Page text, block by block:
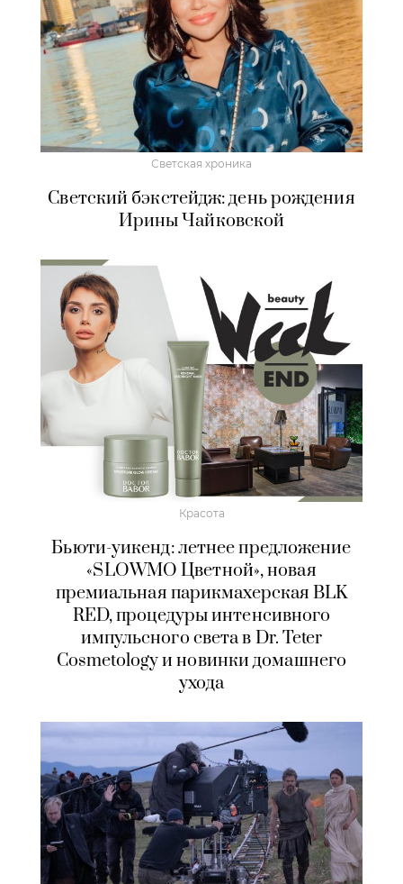
Светская хроника
Светский бэкстейдж: день рождения
Ирины Чайковской
Красота
Бьюти-уикенд: летнее предложение
«SLOWMO Цветной», новая
премиальная парикмахерская BLK
RED, процедуры интенсивного
импульсного света в Dr. Teter
Cosmetology и новинки домашнего
ухода